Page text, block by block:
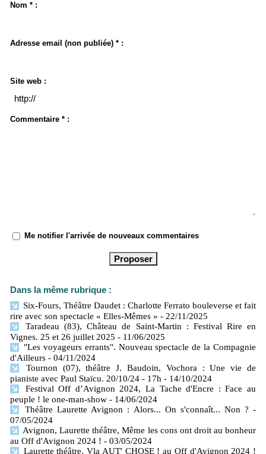
Nom * :
Adresse email (non publiée) * :
Site web :
Commentaire * :
Me notifier l'arrivée de nouveaux commentaires
Dans la même rubrique :
Six-Fours, Théâtre Daudet : Charlotte Ferrato bouleverse et fait
rire avec son spectacle « Elles-Mêmes » - 22/11/2025
Taradeau (83), Château de Saint-Martin : Festival Rire en
Vignes. 25 et 26 juillet 2025 - 11/06/2025
"Les voyageurs errants". Nouveau spectacle de la Compagnie
d'Ailleurs - 04/11/2024
Tournon (07), théâtre J. Baudoin, Vochora : Une vie de
pianiste avec Paul Staïcu. 20/10/24 - 17h - 14/10/2024
Festival Off d’Avignon 2024, La Tache d'Encre : Face au
peuple ! le one-man-show - 14/06/2024
Théâtre Laurette Avignon : Alors... On s'connaît... Non ? -
07/05/2024
Avignon, Laurette théâtre, Même les cons ont droit au bonheur
au Off d'Avignon 2024 ! - 03/05/2024
Laurette théâtre. Vla AUT' CHOSE ! au Off d'Avignon 2024 !